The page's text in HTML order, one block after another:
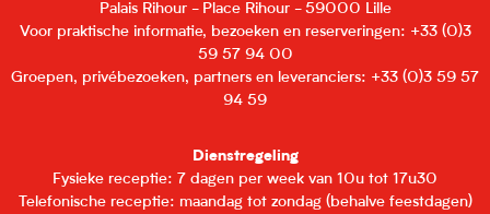
Palais Rihour - Place Rihour - 59000 Lille
Voor praktische informatie, bezoeken en reserveringen: +33 (0)3
59 57 94 00
Groepen, privébezoeken, partners en leveranciers: +33 (0)3 59 57
94 59
Dienstregeling
Fysieke receptie: 7 dagen per week van 10u tot 17u30
Telefonische receptie: maandag tot zondag (behalve feestdagen)